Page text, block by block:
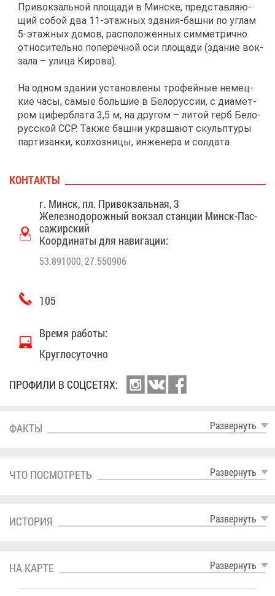
При­вок­заль­ной пло­ща­ди в Мин­ске, пред­став­ля­ю­
щий со­бой два 11-этаж­ных зда­ния-баш­ни по уг­лам
5-этаж­ных до­мов, рас­по­ло­жен­ных сим­мет­рич­но
от­но­си­тель­но по­пе­реч­ной оси пло­ща­ди (зда­ние вок­
за­ла – ули­ца Ки­ро­ва).
На од­ном зда­нии уста­нов­ле­ны тро­фей­ные немец­
кие ча­сы, са­мые боль­шие в Бе­ло­рус­сии, с диа­мет­
ром ци­фер­бла­та 3,5 м, на дру­гом – ли­той герб Бе­ло­
рус­ской ССР. Та­к­же баш­ни укра­ша­ют скульп­ту­ры
пар­ти­зан­ки, кол­хоз­ни­цы, ин­же­не­ра и сол­да­та.
КОН­ТАК­ТЫ
г. Минск, пл. При­вок­заль­ная, 3
Же­лез­но­до­рож­ный вок­зал стан­ции Минск-Пас­
са­жир­ский
Ко­ор­ди­на­ты для на­ви­га­ции:
53.891000, 27.550906
105
Вре­мя ра­бо­ты:
Круг­ло­су­точ­но
ПРО­ФИ­ЛИ В СОЦ­СЕ­ТЯХ:
Раз­вер­нуть
ФАК­ТЫ
Раз­вер­нуть
ЧТО ПО­СМОТ­РЕТЬ
Раз­вер­нуть
ИС­ТО­РИЯ
Раз­вер­нуть
НА КАР­ТЕ